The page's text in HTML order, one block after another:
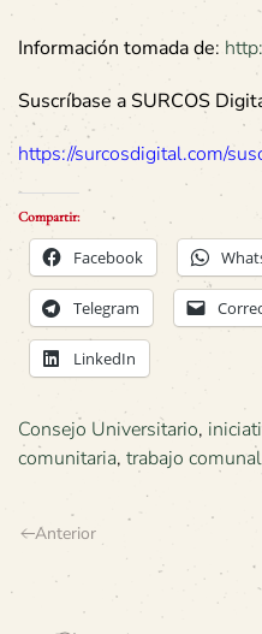
Información tomada de:
Suscríbase a SURCOS
https://surcosdigital.com/
Compartir:
Facebook
Telegram
LinkedIn
Consejo Universitario,
comunitaria, trabajo comunal
Anterior